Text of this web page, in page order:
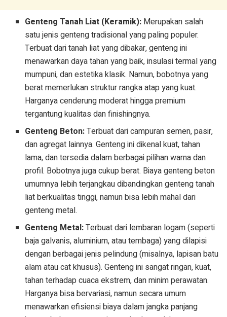
Genteng Tanah Liat (Keramik): Merupakan salah
satu jenis genteng tradisional yang paling populer.
Terbuat dari tanah liat yang dibakar, genteng ini
menawarkan daya tahan yang baik, insulasi termal yang
mumpuni, dan estetika klasik. Namun, bobotnya yang
berat memerlukan struktur rangka atap yang kuat.
Harganya cenderung moderat hingga premium
tergantung kualitas dan finishingnya.
Genteng Beton:Terbuat dari campuran semen, pasir,
dan agregat lainnya. Genteng ini dikenal kuat, tahan
lama, dan tersedia dalam berbagai pilihan warna dan
profil. Bobotnya juga cukup berat. Biaya genteng beton
umumnya lebih terjangkau dibandingkan genteng tanah
liat berkualitas tinggi, namun bisa lebih mahal dari
genteng metal.
Genteng Metal:Terbuat dari lembaran logam (seperti
baja galvanis, aluminium, atau tembaga) yang dilapisi
dengan berbagai jenis pelindung (misalnya, lapisan batu
alam atau cat khusus). Genteng ini sangat ringan, kuat,
tahan terhadap cuaca ekstrem, dan minim perawatan.
Harganya bisa bervariasi, namun secara umum
menawarkan efisiensi biaya dalam jangka panjang